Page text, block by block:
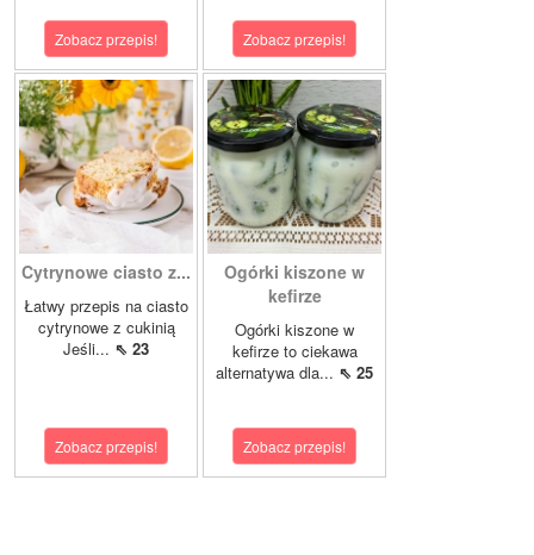
Zobacz przepis! Zobacz przepis!
Cytrynowe ciasto z...
Łatwy przepis na ciasto
cytrynowe z cukinią
Jeśli... ⇖ 23
Zobacz przepis!
Ogórki kiszone w
kefirze
Ogórki kiszone w
kefirze to ciekawa
alternatywa dla... ⇖ 25
Zobacz przepis!